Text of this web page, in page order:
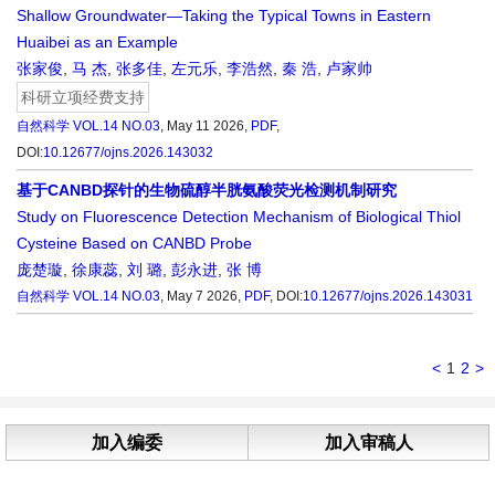
Shallow Groundwater—Taking the Typical Towns in Eastern
Huaibei as an Example
张家俊 马 杰 张多佳 左元乐 李浩然 秦 浩
卢家帅
科研立项经费支持
自然科学 VOL.14 NO.03, May 11 2026, PDF,
DOI:10.12677/ojns.2026.143032
基于CANBD探针的生物硫醇半胱氨酸荧光检测机制研究
Study on Fluorescence Detection Mechanism of Biological Thiol
Cysteine Based on CANBD Probe
庞楚璇 徐康蕊 刘 璐 彭永进 张 博
自然科学 VOL.14 NO.03, May 7 2026, PDF, DOI:10.12677/ojns.2026.143031
< 1 2 >
加入编委 加入审稿人